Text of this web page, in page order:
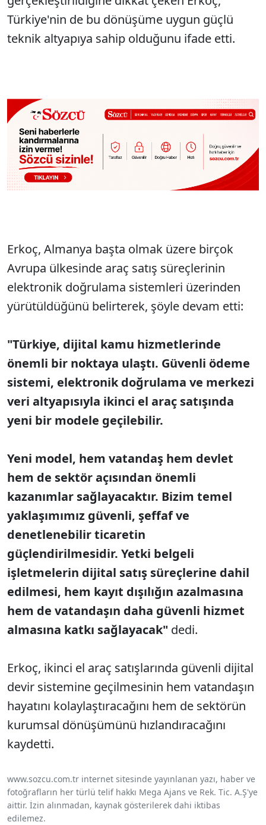
Türkiye'nin de bu dönüşüme uygun güçlü
teknik altyapıya sahip olduğunu ifade etti.
Erkoç, Almanya başta olmak üzere birçok
Avrupa ülkesinde araç satış süreçlerinin
elektronik doğrulama sistemleri üzerinden
yürütüldüğünü belirterek, şöyle devam etti:
"Türkiye, dijital kamu hizmetlerinde
önemli bir noktaya ulaştı. Güvenli ödeme
sistemi, elektronik doğrulama ve merkezi
veri altyapısıyla ikinci el araç satışında
yeni bir modele geçilebilir.
Yeni model, hem vatandaş hem devlet
hem de sektör açısından önemli
kazanımlar sağlayacaktır. Bizim temel
yaklaşımımız güvenli, şeffaf ve
denetlenebilir ticaretin
güçlendirilmesidir. Yetki belgeli
işletmelerin dijital satış süreçlerine dahil
edilmesi, hem kayıt dışılığın azalmasına
hem de vatandaşın daha güvenli hizmet
almasına katkı sağlayacak" dedi.
Erkoç, ikinci el araç satışlarında güvenli dijital
devir sistemine geçilmesinin hem vatandaşın
hayatını kolaylaştıracağını hem de sektörün
kurumsal dönüşümünü hızlandıracağını
kaydetti.
www.sozcu.com.tr internet sitesinde yayınlanan yazı, haber ve
fotoğrafların her türlü telif hakkı Mega Ajans ve Rek. Tic. A.Ş'ye
aittir. İzin alınmadan, kaynak gösterilerek dahi iktibas
edilemez.